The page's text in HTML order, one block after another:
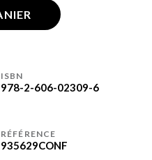
ISBN
978-2-606-02309-6
RÉFÉRENCE
935629CONF